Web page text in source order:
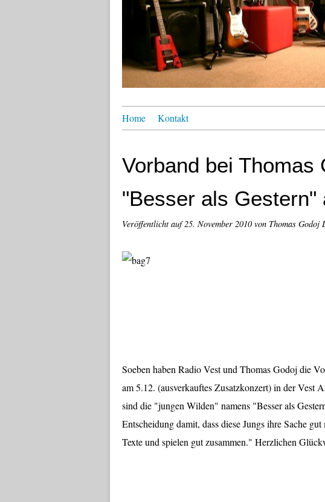
Home Kontakt
Vorband bei Thomas
"Besser als Gestern"
Veröffentlicht auf25. November 2010von Thomas Godoj
Soeben haben Radio Vest und Thomas Godoj die
am 5.12. (ausverkauftes Zusatzkonzert) in der Vest
sind die "jungen Wilden" namens "Besser als
Entscheidung damit, dass diese Jungs ihre Sache
Texte und spielen gut zusammen." Herzlichen